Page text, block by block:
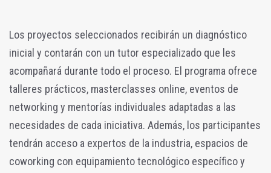
Los proyectos seleccionados recibirán un diagnóstico
inicial y contarán con un tutor especializado que les
acompañará durante todo el proceso. El programa ofrece
talleres prácticos, masterclasses online, eventos de
networking y mentorías individuales adaptadas a las
necesidades de cada iniciativa. Además, los participantes
tendrán acceso a expertos de la industria, espacios de
coworking con equipamiento tecnológico específico y